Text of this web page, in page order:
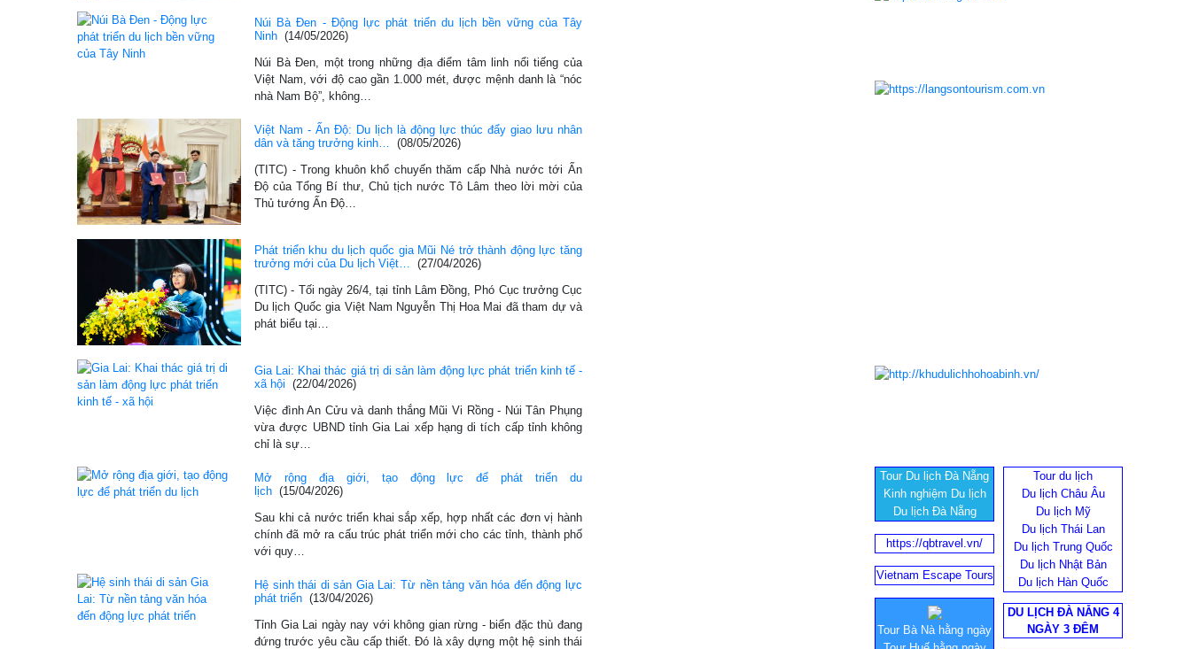
Núi Bà Đen - Động lực phát triển du lịch bền vững của Tây
Ninh (14/05/2026)
Núi Bà Đen, một trong những địa điểm tâm linh nổi tiếng của
Việt Nam, với độ cao gần 1.000 mét, được mệnh danh là “nóc
nhà Nam Bộ”, không…
Việt Nam - Ấn Độ: Du lịch là động lực thúc đẩy giao lưu nhân
dân và tăng trưởng kinh… (08/05/2026)
(TITC) - Trong khuôn khổ chuyến thăm cấp Nhà nước tới Ấn
Độ của Tổng Bí thư, Chủ tịch nước Tô Lâm theo lời mời của
Thủ tướng Ấn Độ…
Phát triển khu du lịch quốc gia Mũi Né trở thành động lực tăng
trưởng mới của Du lịch Việt… (27/04/2026)
(TITC) - Tối ngày 26/4, tại tỉnh Lâm Đồng, Phó Cục trưởng Cục
Du lịch Quốc gia Việt Nam Nguyễn Thị Hoa Mai đã tham dự và
phát biểu tại…
Gia Lai: Khai thác giá trị di sản làm động lực phát triển kinh tế -
xã hội (22/04/2026)
Việc đình An Cửu và danh thắng Mũi Vi Rồng - Núi Tân Phụng
vừa được UBND tỉnh Gia Lai xếp hạng di tích cấp tỉnh không
chỉ là sự…
Mở rộng địa giới, tạo động lực để phát triển du
lịch (15/04/2026)
Sau khi cả nước triển khai sắp xếp, hợp nhất các đơn vị hành
chính đã mở ra cấu trúc phát triển mới cho các tỉnh, thành phố
với quy…
Hệ sinh thái di sản Gia Lai: Từ nền tảng văn hóa đến động lực
phát triển (13/04/2026)
Tỉnh Gia Lai ngày nay với không gian rừng - biển đặc thù đang
đứng trước yêu cầu cấp thiết. Đó là xây dựng một hệ sinh thái
Tour Du lịch Đà Nẵng
Kinh nghiệm Du lịch
Du lịch Đà Nẵng
Tour du lịch
Du lịch Châu Âu
Du lịch Mỹ
Du lịch Thái Lan
Du lịch Trung Quốc
Du lịch Nhật Bản
Du lịch Hàn Quốc
https://qbtravel.vn/
Vietnam Escape Tours
Tour Bà Nà hằng ngày
DU LỊCH ĐÀ NẴNG 4
NGÀY 3 ĐÊM